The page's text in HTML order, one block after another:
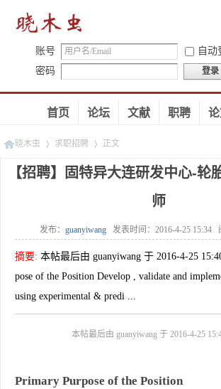
账号 自动
密码
登录
首页 论坛 文献 职聘
晓木虫 求职招聘 正文
【招聘】固特异大连研发中心-轮
师
发布： guanyiwang 发表时间： 2016-4-25 15:34
摘要: 本帖最后由 guanyiwang 于 2016-4-25
pose of the Position Develop , validate and
using experimental & predi ...
本帖最后由 guanyiwang 于 2016-4-25
Primary Purpose of the Position